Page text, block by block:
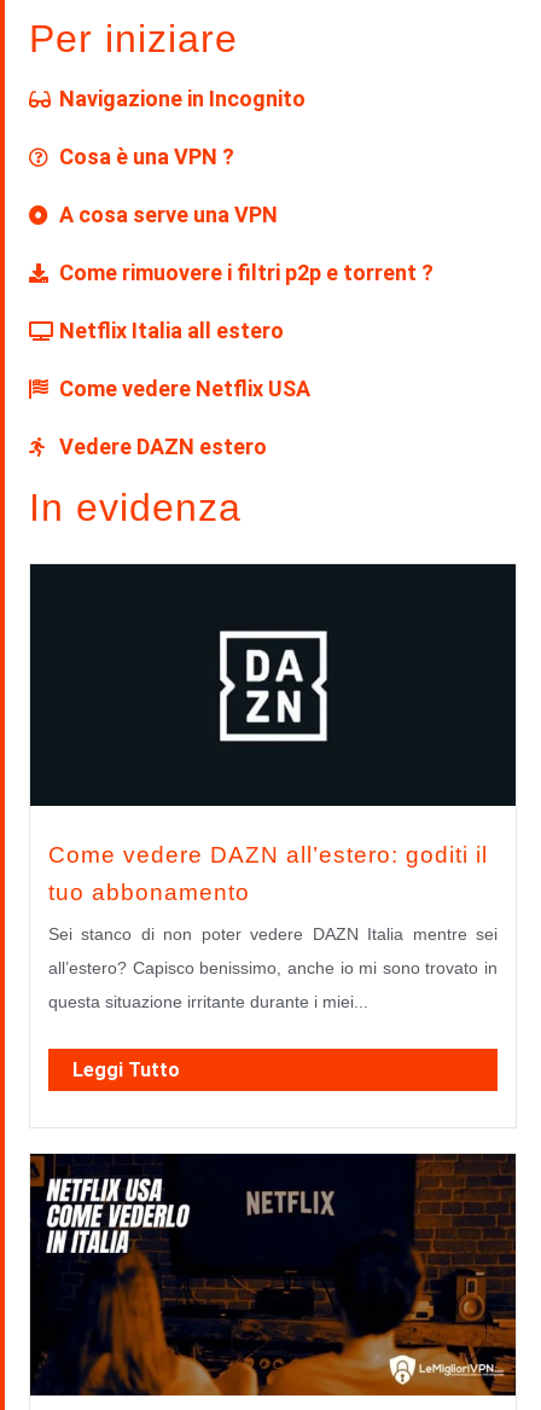
Per iniziare
Navigazione in Incognito
Cosa è una VPN ?
A cosa serve una VPN
Come rimuovere i filtri p2p e torrent ?
Netflix Italia all estero
Come vedere Netflix USA
Vedere DAZN estero
In evidenza
Come vedere DAZN all’estero: goditi il
tuo abbonamento
Sei stanco di non poter vedere DAZN Italia mentre sei
all’estero? Capisco benissimo, anche io mi sono trovato in
questa situazione irritante durante i miei...
Leggi Tutto